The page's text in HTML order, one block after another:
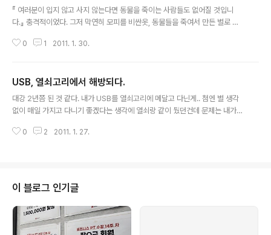
『 여러분이 입지 않고 사지 않는다면 동물을 죽이는 사람들도 없어질 것입니
다.』 충격적이었다. 그저 막연히 모피를 비싼옷, 동물들을 죽여서 만든 별로 좋
갈때마다 유심히 살펴보곤 했었는데.. 너구리를 쇠막대기로 때려 기절시킨 후
려버리고 말았다. 그런데 너무나 끔찍해 난 차마 볼 수조차 없었던 그 광경을 다
른 너구리들은 자신의 차례를 기다리며 모두 지켜보고 있었다. 사람들이 참 잔
인하다. 하지만 그렇다고 죽이는 사람들만을 천하에 몹쓸놈으로 치부해버리기
0 1 2011. 1. 30.
USB, 열쇠고리에서 해방되다.
대강 2년쯤 된 것 같다. 내가 USB를 열쇠고리에 메달고 다닌게.. 첨엔 별 생각
없이 매일 가지고 다니기 좋겠다는 생각에 열쇠랑 같이 뒀던건데 문제는 내가
번 남짓 정도를 USB를 꽂아둔채로 퇴근한 것 같다. 늘 그것을 깨달았을 때는 사
전하다는 것을 감지했고 동시에 회사 PC에 얌전히 꼽혀있는 USB의 환영이 눈
앞에 어른거렸다. "아.. 이런.. ㄴㅁㄹ.." 집주인은 전화를 받지 않았다. 옆에 있는
식당에서..
0 2 2011. 1. 27.
이 블로그 인기글